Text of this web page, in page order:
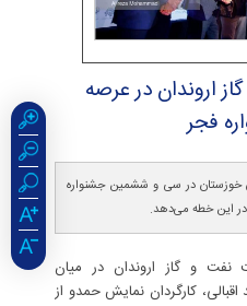
اروندان در عرصه
فجر
خوزستان در سی و ششمین جشنواره
در این خطه می‌دهد.
و گاز اروندان در میان
کارگردان نمایش حمدو از